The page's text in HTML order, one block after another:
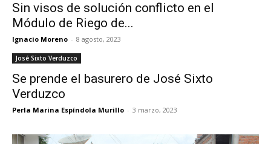
Sin visos de solución conflicto en el
Módulo de Riego de...
Ignacio Moreno - 8 agosto, 2023
José Sixto Verduzco
Se prende el basurero de José Sixto
Verduzco
Perla Marina Espíndola Murillo - 3 marzo, 2023